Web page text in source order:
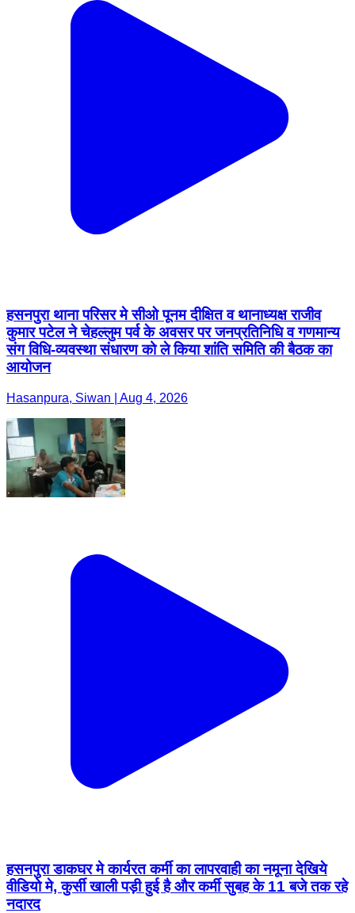
हसनपुरा थाना परिसर मे सीओ पूनम दीक्षित व थानाध्यक्ष राजीव
कुमार पटेल ने चेहल्लुम पर्व के अवसर पर जनप्रतिनिधि व गणमान्य
संग विधि-व्यवस्था संधारण को ले किया शांति समिति की बैठक का
आयोजन
Hasanpura, Siwan | Aug 4, 2026
हसनपुरा डाकघर मे कार्यरत कर्मी का लापरवाही का नमूना देखिये
वीडियो मे, कुर्सी खाली पड़ी हुई है और कर्मी सुबह के 11 बजे तक रहे
नदारद